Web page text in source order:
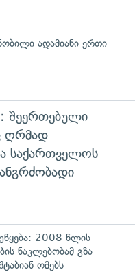
ადამიანი ერთი
შეერთებული
ღრმად
საქართველოს
2008 წლის
ნაკლებობამ გზა
ომებს